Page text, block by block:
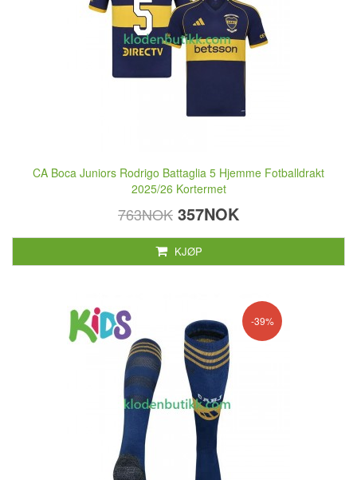
CA Boca Juniors Rodrigo Battaglia 5 Hjemme Fotballdrakt
2025/26 Kortermet
763NOK 357NOK
KJØP
-39%